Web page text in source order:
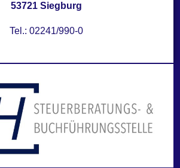
53721 Siegburg
Tel.: 02241/990-0